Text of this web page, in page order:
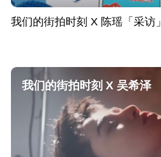
我们的街拍时刻 X 陈瑶「采访」
我们的街拍时刻 X 吴希泽